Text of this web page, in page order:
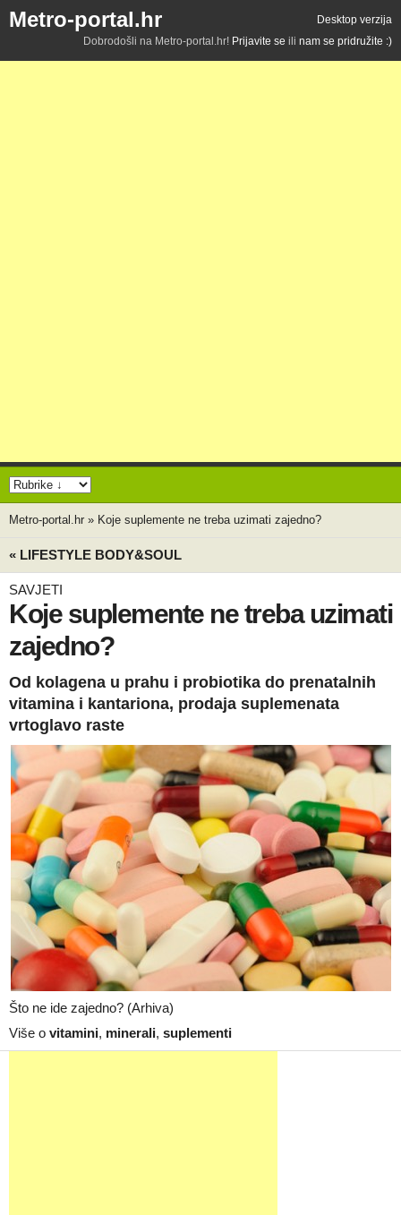
Metro-portal.hr
Desktop verzija
Dobrodošli na Metro-portal.hr! Prijavite se ili nam se pridružite :)
Metro-portal.hr » Koje suplemente ne treba uzimati zajedno?
« LIFESTYLE BODY&SOUL
SAVJETI
Koje suplemente ne treba uzimati
zajedno?
Od kolagena u prahu i probiotika do prenatalnih
vitamina i kantariona, prodaja suplemenata
vrtoglavo raste
Što ne ide zajedno? (Arhiva)
Više o vitamini, minerali, suplementi